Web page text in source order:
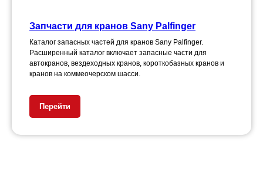
Запчасти для кранов Sany Palfinger
Каталог запасных частей для кранов Sany Palfinger.
Расширенный каталог включает запасные части для
автокранов, вездеходных кранов, короткобазных кранов и
кранов на коммеочерском шасси.
Перейти